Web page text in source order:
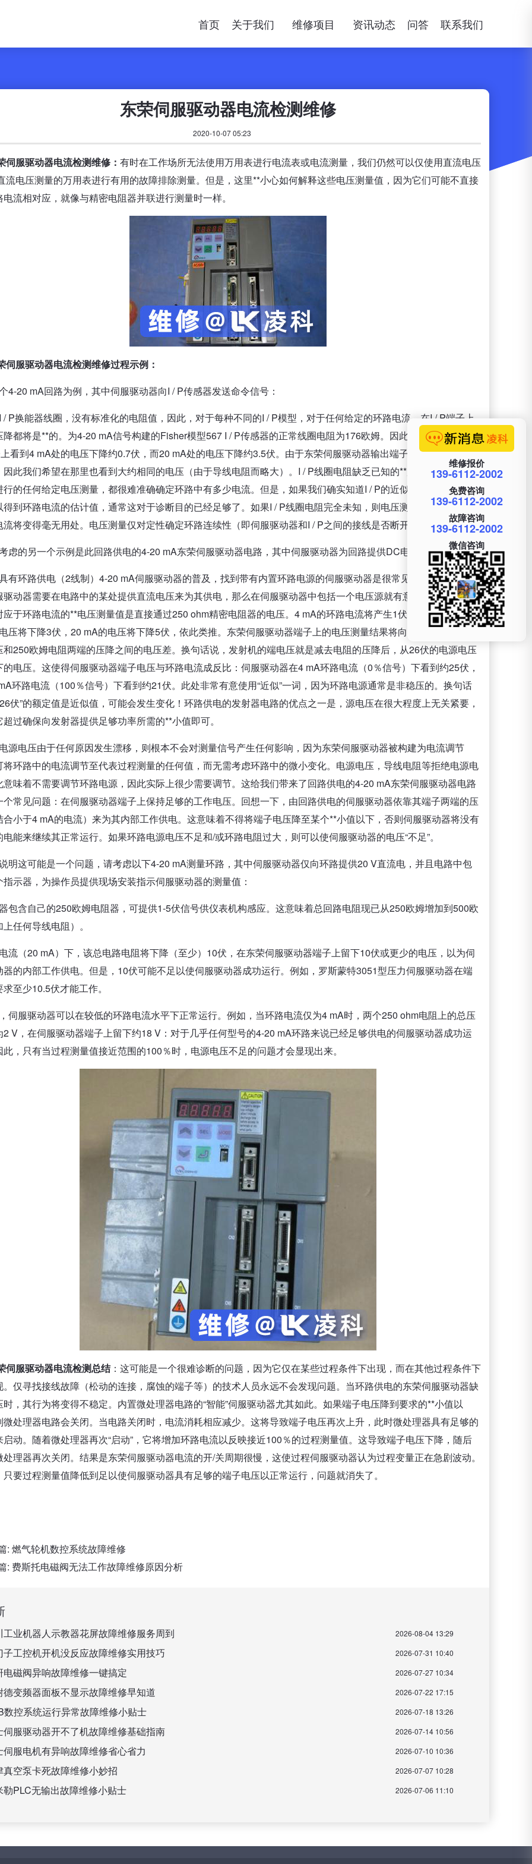
首页 关于我们 维修项目 资讯动态 问答 联系我们
东荣伺服驱动器电流检测维修
2020-10-07 05:23
服驱动器电流检测维修： 有时在工作场所无法使用万用表进行电流表或电流测量，我们仍然可以仅使用直流电压
流电压测量的万用表进行有用的故障排除测量。但是，这里**小心如何解释这些电压测量值，因为它们可能不直接
电流相对应，就像与精密电阻器并联进行测量时一样。
服驱动器电流检测维修过程示例：
4-20 mA回路为例，其中伺服驱动器向I / P传感器发送命令信号：
P换能器线圈，没有标准化的电阻值，因此，对于每种不同的I / P模型，对于任何给定的环路电流，在I / P端子上
降都将是**的。为4-20 mA信号构建的Fisher模型567 I / P传感器的正常线圈电阻为176欧姆。因此，我们希望在I /
看到4 mA处的电压下降约0.7伏，而20 mA处的电压下降约3.5伏。由于东荣伺服驱动器输出端子与I / P端子直接
因此我们希望在那里也看到大约相同的电压（由于导线电阻而略大）。I / P线圈电阻缺乏已知的**度，因此对于电
行的任何给定电压测量，都很难准确确定环路中有多少电流。但是，如果我们确实知道I / P的近似线圈电阻，则至
得到环路电流的估计值，通常这对于诊断目的已经足够了。如果I / P线圈电阻完全未知，则电压测量对于定量确定
流将变得毫无用处。电压测量仅对定性确定环路连续性（即伺服驱动器和I / P之间的接线是否断开）有用。
虑的另一个示例是此回路供电的4-20 mA东荣伺服驱动器电路，其中伺服驱动器为回路提供DC电源：
有环路供电（2线制）4-20 mA伺服驱动器的普及，找到带有内置环路电源的伺服驱动器是很常见的。如果我们知
驱动器需要在电路中的某处提供直流电压来为其供电，那么在伺服驱动器中包括一个电压源就有意义了吗？直接且
应于环路电流的**电压测量值是直接通过250 ohm精密电阻器的电压。4 mA的环路电流将产生1伏的电压降，12
压将下降3伏，20 mA的电压将下降5伏，依此类推。东荣伺服驱动器端子上的电压测量结果将向我们显示26伏电
和250欧姆电阻两端的压降之间的电压差。换句话说，发射机的端电压就是减去电阻的压降后，从26伏的电源电压
的电压。这使得伺服驱动器端子电压与环路电流成反比：伺服驱动器在4 mA环路电流（0％信号）下看到约25伏，
环路电流（100％信号）下看到约21伏。此处非常有意使用“近似”一词，因为环路电源通常是非稳压的。换句话
伏”的额定值是近似值，可能会发生变化！环路供电的发射器电路的优点之一是，源电压在很大程度上无关紧要，
过确保向发射器提供足够功率所需的**小值即可。
源电压由于任何原因发生漂移，则根本不会对测量信号产生任何影响，因为东荣伺服驱动器被构建为电流调节
将环路中的电流调节至代表过程测量的任何值，而无需考虑环路中的微小变化。电源电压，导线电阻等拒绝电源电
意味着不需要调节环路电源，因此实际上很少需要调节。这给我们带来了回路供电的4-20 mA东荣伺服驱动器电路
个常见问题：在伺服驱动器端子上保持足够的工作电压。回想一下，由回路供电的伺服驱动器依靠其端子两端的压
合小于4 mA的电流）来为其内部工作供电。这意味着不得将端子电压降至某个**小值以下，否则伺服驱动器将没有
电能来继续其正常运行。如果环路电源电压不足和/或环路电阻过大，则可以使伺服驱动器的电压“不足”。
明这可能是一个问题，请考虑以下4-20 mA测量环路，其中伺服驱动器仅向环路提供20 V直流电，并且电路中包
指示器，为操作员提供现场安装指示伺服驱动器的测量值：
包含自己的250欧姆电阻器，可提供1-5伏信号供仪表机构感应。这意味着总回路电阻现已从250欧姆增加到500欧
任何导线电阻）。
流（20 mA）下，该总电路电阻将下降（至少）10伏，在东荣伺服驱动器端子上留下10伏或更少的电压，以为伺
器的内部工作供电。但是，10伏可能不足以使伺服驱动器成功运行。例如，罗斯蒙特3051型压力伺服驱动器在端
至少10.5伏才能工作。
伺服驱动器可以在较低的环路电流水平下正常运行。例如，当环路电流仅为4 mA时，两个250 ohm电阻上的总压
2 V，在伺服驱动器端子上留下约18 V：对于几乎任何型号的4-20 mA环路来说已经足够供电的伺服驱动器成功运
此，只有当过程测量值接近范围的100％时，电源电压不足的问题才会显现出来。
服驱动器电流检测总结：这可能是一个很难诊断的问题，因为它仅在某些过程条件下出现，而在其他过程条件下
。仅寻找接线故障（松动的连接，腐蚀的端子等）的技术人员永远不会发现问题。当环路供电的东荣伺服驱动器缺
时，其行为将变得不稳定。内置微处理器电路的“智能”伺服驱动器尤其如此。如果端子电压降到要求的**小值以
微处理器电路会关闭。当电路关闭时，电流消耗相应减少。这将导致端子电压再次上升，此时微处理器具有足够的
启动。随着微处理器再次“启动”，它将增加环路电流以反映接近100％的过程测量值。这导致端子电压下降，随后
处理器再次关闭。结果是东荣伺服驱动器电流的开/关周期很慢，这使过程伺服驱动器认为过程变量正在急剧波动。
只要过程测量值降低到足以使伺服驱动器具有足够的端子电压以正常运行，问题就消失了。
: 燃气轮机数控系统故障维修
: 费斯托电磁阀无法工作故障维修原因分析
工业机器人示教器花屏故障维修服务周到 2026-08-04 13:29
子工控机开机没反应故障维修实用技巧 2026-07-31 10:40
电磁阀异响故障维修一键搞定 2026-07-27 10:34
德变频器面板不显示故障维修早知道 2026-07-22 17:15
数控系统运行异常故障维修小贴士 2026-07-18 13:26
伺服驱动器开不了机故障维修基础指南 2026-07-14 10:56
伺服电机有异响故障维修省心省力 2026-07-10 10:36
真空泵卡死故障维修小妙招 2026-07-07 10:28
勒PLC无输出故障维修小贴士 2026-07-06 11:10
维修报价
139-6112-2002
免费咨询
139-6112-2002
故障咨询
139-6112-2002
微信咨询